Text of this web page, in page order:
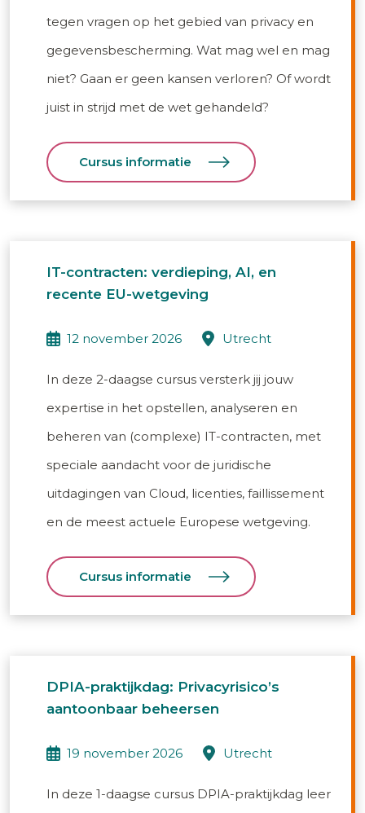
tegen vragen op het gebied van privacy en
gegevensbescherming. Wat mag wel en mag
niet? Gaan er geen kansen verloren? Of wordt
juist in strijd met de wet gehandeld?
Cursus informatie
IT-contracten: verdieping, AI, en
recente EU-wetgeving
12 november 2026 utrecht
In deze 2-daagse cursus versterk jij jouw
expertise in het opstellen, analyseren en
beheren van (complexe) IT-contracten, met
speciale aandacht voor de juridische
uitdagingen van Cloud, licenties, faillissement
en de meest actuele Europese wetgeving.
Cursus informatie
DPIA-praktijkdag: Privacyrisico’s
aantoonbaar beheersen
19 november 2026 utrecht
In deze 1-daagse cursus DPIA-praktijkdag leer